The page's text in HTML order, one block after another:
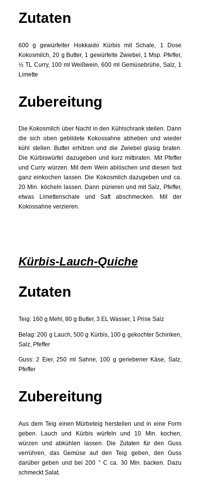
Zutaten
600 g gewürfelter Hokkaido Kürbis mit Schale, 1 Dose
Kokosmilch, 20 g Butter, 1 gewürfelte Zwiebel, 1 Msp. Pfeffer,
½ TL Curry, 100 ml Weißwein, 600 ml Gemüsebrühe, Salz, 1
Limette
Zubereitung
Die Kokosmilch über Nacht in den Kühlschrank stellen. Dann
die sich oben gebildete Kokossahne abheben und wieder
kühl stellen. Butter erhitzen und die Zwiebel glasig braten.
Die Kürbiswürfel dazugeben und kurz mitbraten. Mit Pfeffer
und Curry würzen. Mit dem Wein ablöschen und diesen fast
ganz einkochen lassen. Die Kokosmilch dazugeben und ca.
20 Min. köcheln lassen. Dann pürieren und mit Salz, Pfeffer,
etwas Limettenschale und Saft abschmecken. Mit der
Kokossahne verzieren.
Kürbis-Lauch-Quiche
Zutaten
Teig: 160 g Mehl, 80 g Butter, 3 EL Wasser, 1 Prise Salz
Belag: 200 g Lauch, 500 g Kürbis, 100 g gekochter Schinken,
Salz, Pfeffer
Guss: 2 Eier, 250 ml Sahne, 100 g geriebener Käse, Salz,
Pfeffer
Zubereitung
Aus dem Teig einen Mürbeteig herstellen und in eine Form
geben. Lauch und Kürbis würfeln und 10 Min. kochen,
würzen und abkühlen lassen. Die Zutaten für den Guss
verrühren, das Gemüse auf den Teig geben, den Guss
darüber geben und bei 200 ° C ca. 30 Min. backen. Dazu
schmeckt Salat.